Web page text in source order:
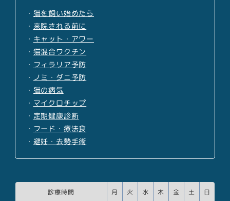
・ 猫を飼い始めたら
・ 来院される前に
・ キャット・アワー
・ 猫混合ワクチン
・ フィラリア予防
・ ノミ・ダニ予防
・ 猫の病気
・ マイクロチップ
・ 定期健康診断
・ フード・療法食
・ 避妊・去勢手術
診療時間 月 火 水 木 金 土 日